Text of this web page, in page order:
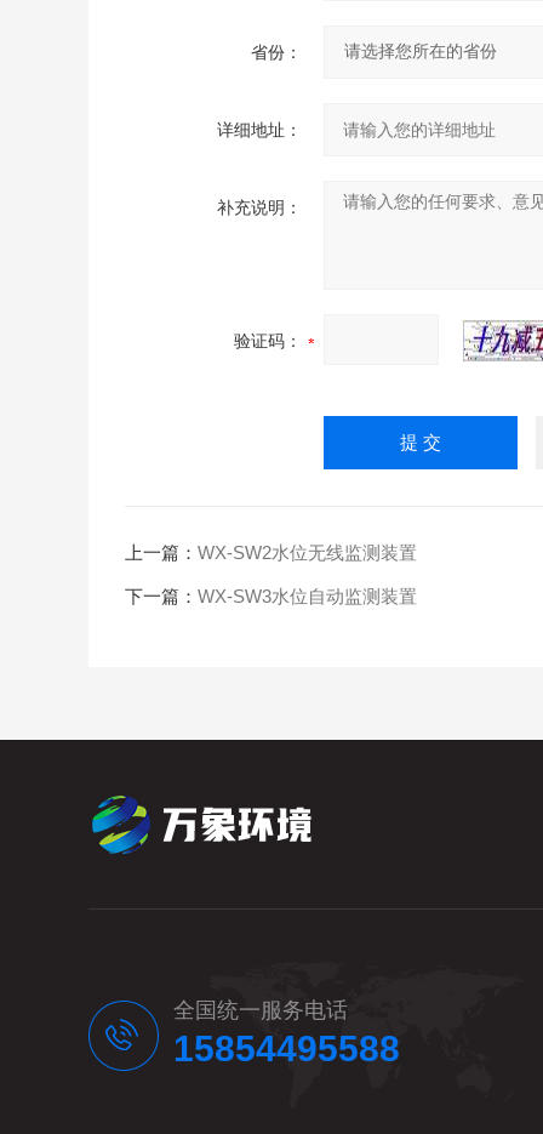
省份：
详细地址：
补充说明：
验证码：
上一篇： WX-SW2水位无线监测装置
下一篇： WX-SW3水位自动监测装置
全国统一服务电话
15854495588